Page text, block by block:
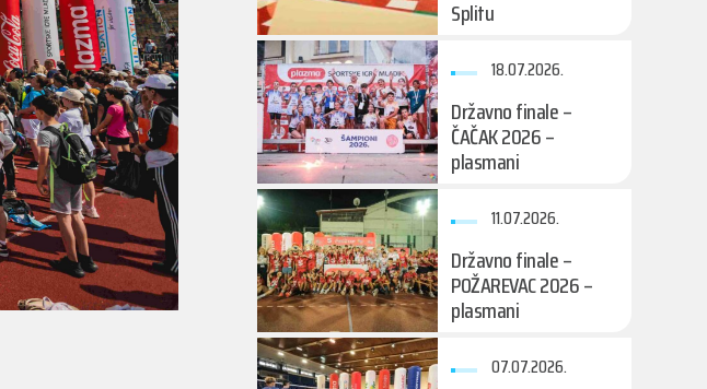
Splitu
18.07.2026.
Državno finale –
ČAČAK 2026 –
plasmani
11.07.2026.
Državno finale –
POŽAREVAC 2026 –
plasmani
07.07.2026.